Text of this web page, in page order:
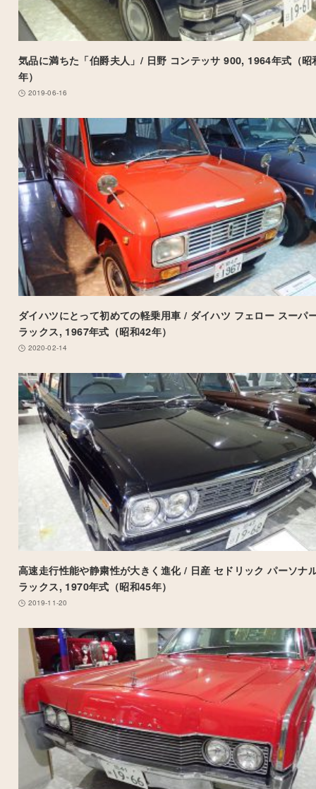
気品に満ちた「伯爵夫人」/ 日野 コンテッサ 900, 1964年式（昭
年）
2019-06-16
ダイハツにとって初めての軽乗用車 / ダイハツ フェロー スーパ
ラックス, 1967年式（昭和42年）
2020-02-14
高速走行性能や静粛性が大きく進化 / 日産 セドリック パーソナ
ラックス, 1970年式（昭和45年）
2019-11-20